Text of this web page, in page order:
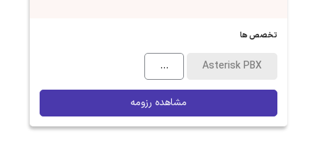
تخصص ها
Asterisk PBX
...
مشاهده رزومه